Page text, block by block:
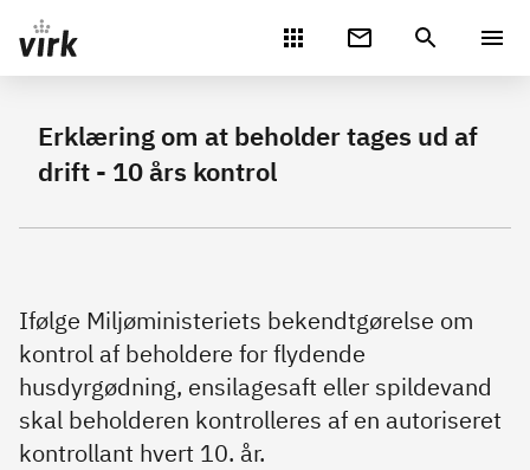
Gå direkte til indhold
Erklæring om at beholder tages ud af
drift - 10 års kontrol
Ifølge Miljøministeriets bekendtgørelse om
kontrol af beholdere for flydende
husdyrgødning, ensilagesaft eller spildevand
skal beholderen kontrolleres af en autoriseret
kontrollant hvert 10. år.